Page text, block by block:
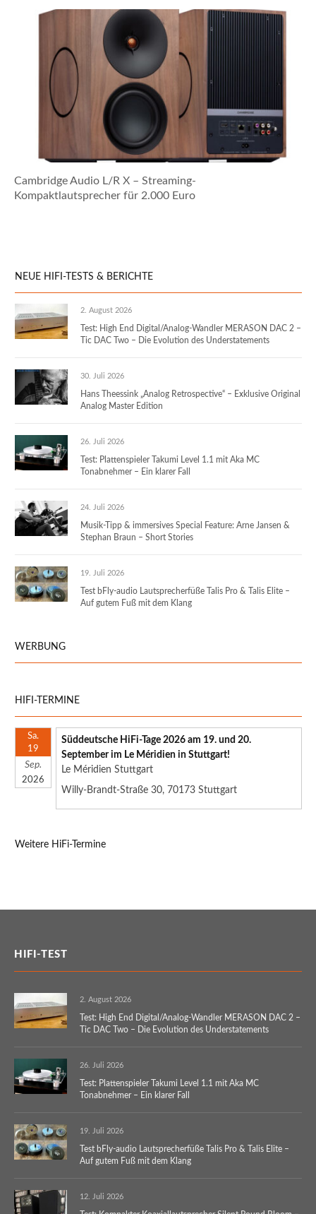
Cambridge Audio L/R X – Streaming-
Kompaktlautsprecher für 2.000 Euro
NEUE HIFI-TESTS & BERICHTE
2. August 2026
Test: High End Digital/Analog-Wandler MERASON DAC 2 –
Tic DAC Two – Die Evolution des Understatements
30. Juli 2026
Hans Theessink „Analog Retrospective“ – Exklusive Original
Analog Master Edition
26. Juli 2026
Test: Plattenspieler Takumi Level 1.1 mit Aka MC
Tonabnehmer – Ein klarer Fall
24. Juli 2026
Musik-Tipp & immersives Special Feature: Arne Jansen &
Stephan Braun – Short Stories
19. Juli 2026
Test bFly-audio Lautsprecherfüße Talis Pro & Talis Elite –
Auf gutem Fuß mit dem Klang
WERBUNG
HIFI-TERMINE
Sa.
19
Sep.
2026
Süddeutsche HiFi-Tage 2026 am 19. und 20.
September im Le Méridien in Stuttgart!
Le Méridien Stuttgart
Willy-Brandt-Straße 30, 70173 Stuttgart
Weitere HiFi-Termine
HIFI-TEST
2. August 2026
Test: High End Digital/Analog-Wandler MERASON DAC 2 –
Tic DAC Two – Die Evolution des Understatements
26. Juli 2026
Test: Plattenspieler Takumi Level 1.1 mit Aka MC
Tonabnehmer – Ein klarer Fall
19. Juli 2026
Test bFly-audio Lautsprecherfüße Talis Pro & Talis Elite –
Auf gutem Fuß mit dem Klang
12. Juli 2026